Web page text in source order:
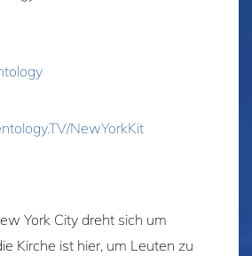
NewYorkKit
York City dreht sich um
Kirche ist hier, um Leuten zu